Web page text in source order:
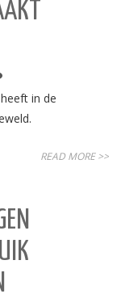
in de
READ MORE >>